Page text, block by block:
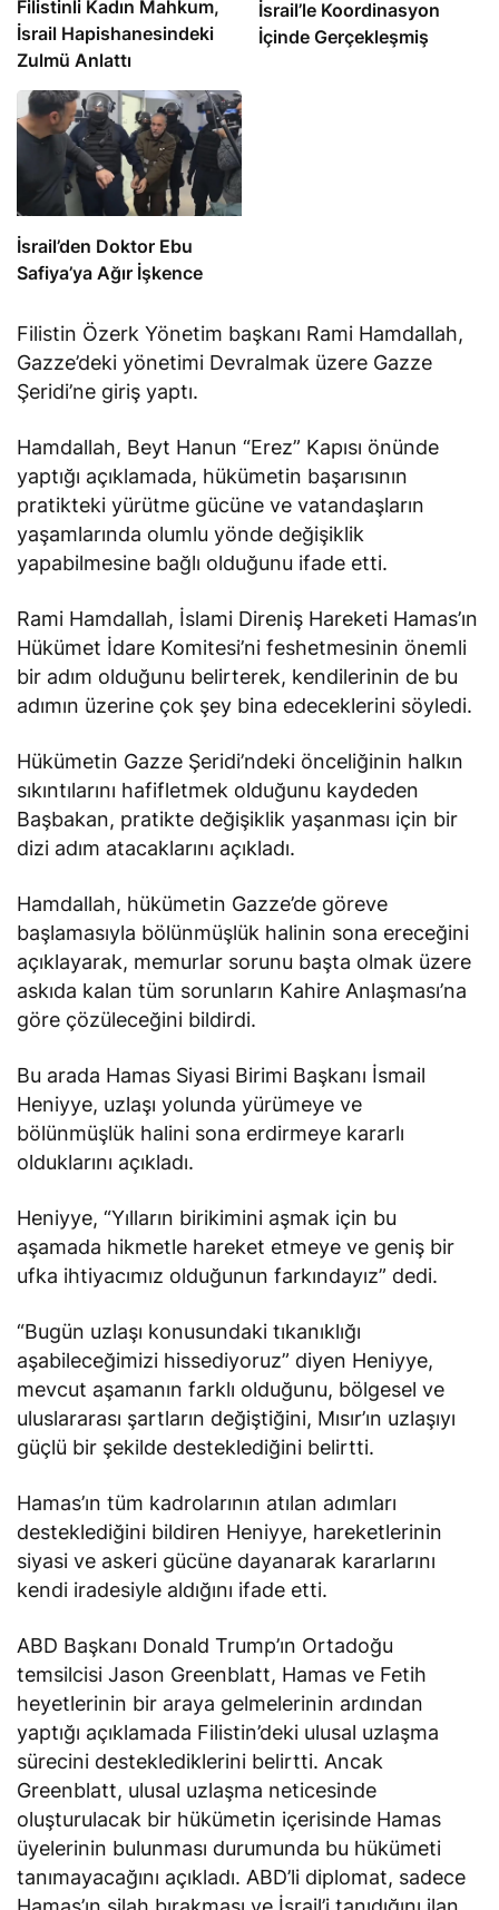
İsrail Hapishanesindeki
Zulmü Anlattı
İçinde Gerçekleşmiş
İsrail’den Doktor Ebu
Safiya’ya Ağır İşkence
Filistin Özerk Yönetim başkanı Rami Hamdallah,
Gazze’deki yönetimi Devralmak üzere Gazze
Şeridi’ne giriş yaptı.
Hamdallah, Beyt Hanun “Erez” Kapısı önünde
yaptığı açıklamada, hükümetin başarısının
pratikteki yürütme gücüne ve vatandaşların
yaşamlarında olumlu yönde değişiklik
yapabilmesine bağlı olduğunu ifade etti.
Rami Hamdallah, İslami Direniş Hareketi Hamas’ın
Hükümet İdare Komitesi’ni feshetmesinin önemli
bir adım olduğunu belirterek, kendilerinin de bu
adımın üzerine çok şey bina edeceklerini söyledi.
Hükümetin Gazze Şeridi’ndeki önceliğinin halkın
sıkıntılarını hafifletmek olduğunu kaydeden
Başbakan, pratikte değişiklik yaşanması için bir
dizi adım atacaklarını açıkladı.
Hamdallah, hükümetin Gazze’de göreve
başlamasıyla bölünmüşlük halinin sona ereceğini
açıklayarak, memurlar sorunu başta olmak üzere
askıda kalan tüm sorunların Kahire Anlaşması’na
göre çözüleceğini bildirdi.
Bu arada Hamas Siyasi Birimi Başkanı İsmail
Heniyye, uzlaşı yolunda yürümeye ve
bölünmüşlük halini sona erdirmeye kararlı
olduklarını açıkladı.
Heniyye, “Yılların birikimini aşmak için bu
aşamada hikmetle hareket etmeye ve geniş bir
ufka ihtiyacımız olduğunun farkındayız” dedi.
“Bugün uzlaşı konusundaki tıkanıklığı
aşabileceğimizi hissediyoruz” diyen Heniyye,
mevcut aşamanın farklı olduğunu, bölgesel ve
uluslararası şartların değiştiğini, Mısır’ın uzlaşıyı
güçlü bir şekilde desteklediğini belirtti.
Hamas’ın tüm kadrolarının atılan adımları
desteklediğini bildiren Heniyye, hareketlerinin
siyasi ve askeri gücüne dayanarak kararlarını
kendi iradesiyle aldığını ifade etti.
ABD Başkanı Donald Trump’ın Ortadoğu
temsilcisi Jason Greenblatt, Hamas ve Fetih
heyetlerinin bir araya gelmelerinin ardından
yaptığı açıklamada Filistin’deki ulusal uzlaşma
sürecini desteklediklerini belirtti. Ancak
Greenblatt, ulusal uzlaşma neticesinde
oluşturulacak bir hükümetin içerisinde Hamas
üyelerinin bulunması durumunda bu hükümeti
tanımayacağını açıkladı. ABD’li diplomat, sadece
Hamas’ın silah bırakması ve İsrail’i tanıdığını ilan